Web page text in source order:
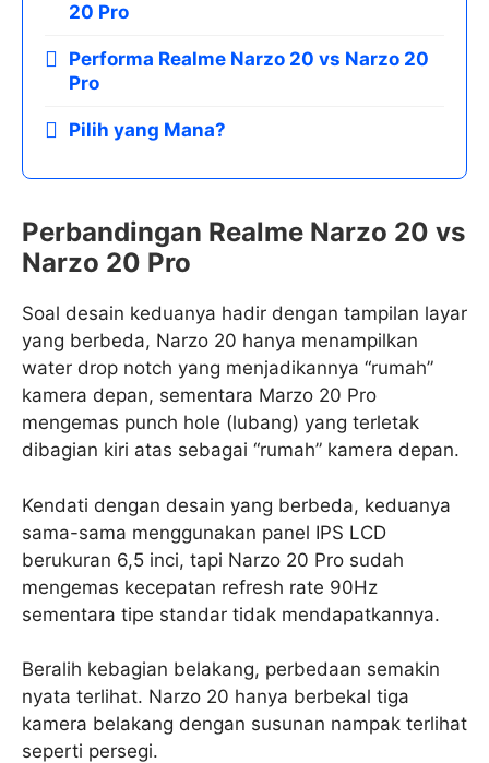
20 Pro
Performa Realme Narzo 20 vs Narzo 20
Pro
Pilih yang Mana?
Perbandingan Realme Narzo 20 vs
Narzo 20 Pro
Soal desain keduanya hadir dengan tampilan layar
yang berbeda, Narzo 20 hanya menampilkan
water drop notch yang menjadikannya “rumah”
kamera depan, sementara Marzo 20 Pro
mengemas punch hole (lubang) yang terletak
dibagian kiri atas sebagai “rumah” kamera depan.
Kendati dengan desain yang berbeda, keduanya
sama-sama menggunakan panel IPS LCD
berukuran 6,5 inci, tapi Narzo 20 Pro sudah
mengemas kecepatan refresh rate 90Hz
sementara tipe standar tidak mendapatkannya.
Beralih kebagian belakang, perbedaan semakin
nyata terlihat. Narzo 20 hanya berbekal tiga
kamera belakang dengan susunan nampak terlihat
seperti persegi.